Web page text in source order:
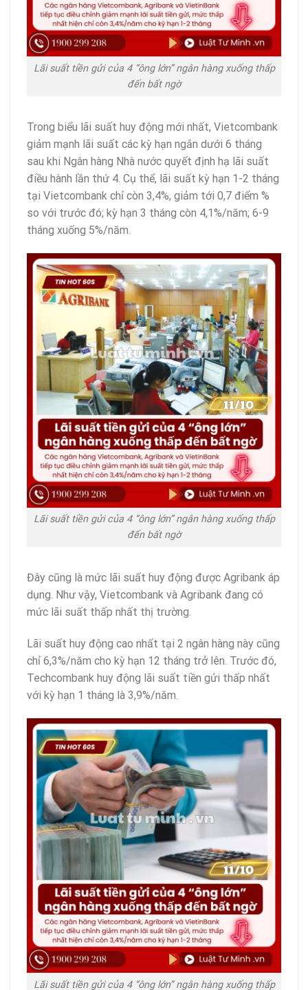
Lãi suất tiền gửi của 4 “ông lớn” ngân hàng xuống thấp
đến bất ngờ
Trong biểu lãi suất huy động mới nhất, Vietcombank
giảm mạnh lãi suất các kỳ hạn ngắn dưới 6 tháng
sau khi Ngân hàng Nhà nước quyết định hạ lãi suất
điều hành lần thứ 4. Cụ thể, lãi suất kỳ hạn 1-2 tháng
tại Vietcombank chỉ còn 3,4%, giảm tới 0,7 điểm %
so với trước đó; kỳ hạn 3 tháng còn 4,1%/năm; 6-9
tháng xuống 5%/năm.
Lãi suất tiền gửi của 4 “ông lớn” ngân hàng xuống thấp
đến bất ngờ
Đây cũng là mức lãi suất huy động được Agribank áp
dụng. Như vậy, Vietcombank và Agribank đang có
mức lãi suất thấp nhất thị trường.
Lãi suất huy động cao nhất tại 2 ngân hàng này cũng
chỉ 6,3%/năm cho kỳ hạn 12 tháng trở lên. Trước đó,
Techcombank huy động lãi suất tiền gửi thấp nhất
với kỳ hạn 1 tháng là 3,9%/năm.
Lãi suất tiền gửi của 4 “ông lớn” ngân hàng xuống thấp